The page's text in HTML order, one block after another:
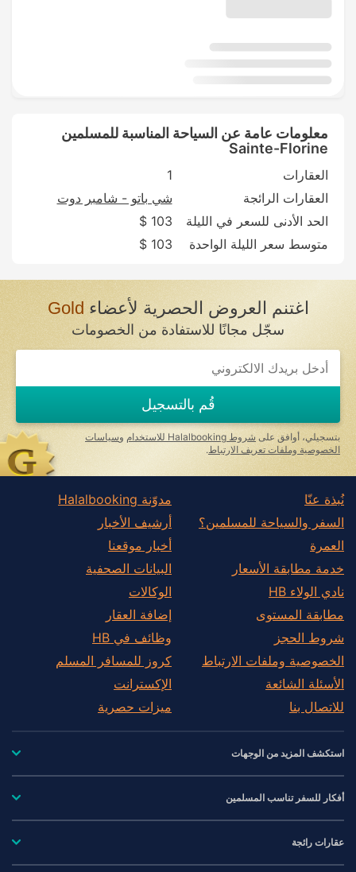
معلومات عامة عن السياحة المناسبة للمسلمين
Sainte-Florine
العقارات
1
العقارات الرائجة
شي باتو - شامبر دوت
الحد الأدنى للسعر في الليلة
103 $
متوسط سعر الليلة الواحدة
103 $
اغتنم العروض الحصرية لأعضاءGold
سجّل مجانًا للاستفادة من الخصومات
If
you
ignore
this
field
قُم بالتسجيل
بتسجيلي، أوافق على شروط Halalbooking للاستخدام وسياسات
الخصوصية وملفات تعريف الارتباط .
نُبذة عنّا
السفر والسياحة للمسلمين؟
العمرة
خدمة مطابقة الأسعار
نادي الولاء HB
مطابقة المستوى
شروط الحجز
الخصوصية وملفات الارتباط
الأسئلة الشائعة
للاتصال بنا
مدوّنة Halalbooking
أرشيف الأخبار
أخبار موقعنا
البيانات الصحفية
الوكالات
إضافة العقار
وظائف في HB
كروز للمسافر المسلم
الإكسترانت
ميزات حصرية
استكشف المزيد من الوجهات
أفكار للسفر تناسب المسلمين
عقارات رائجة